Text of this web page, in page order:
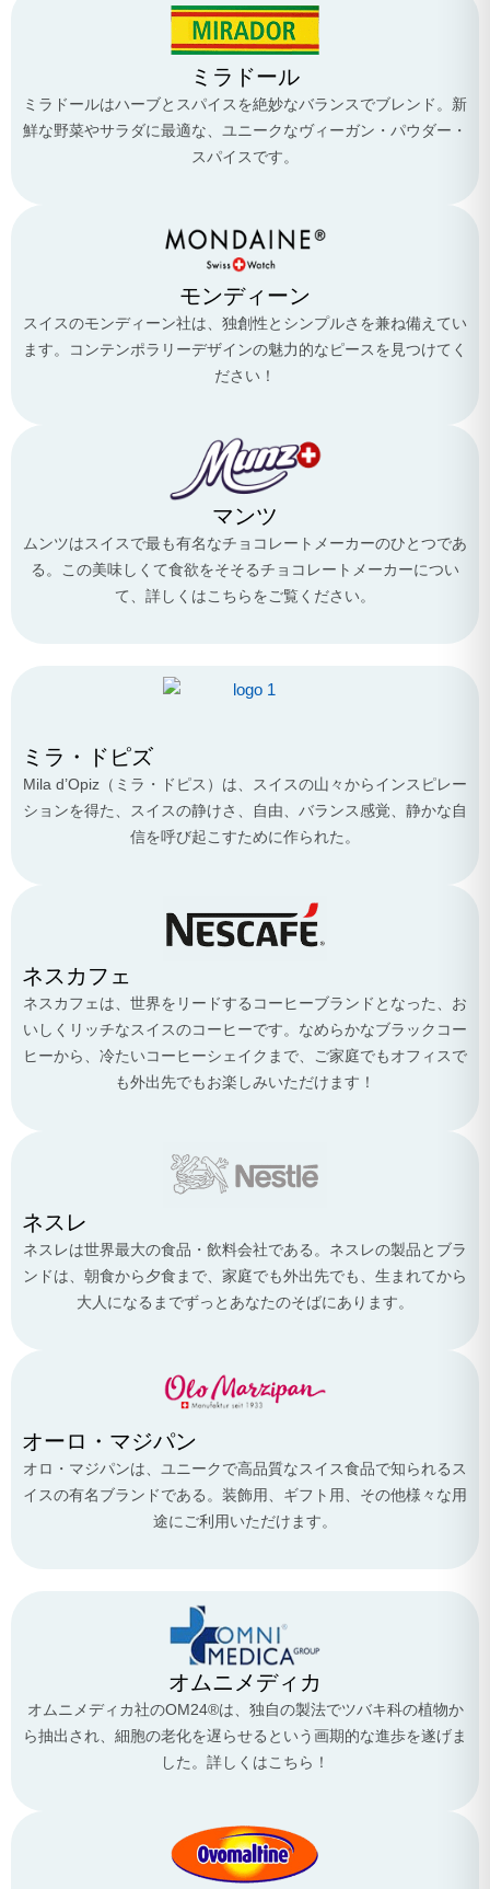
ミラドール
ミラドールはハーブとスパイスを絶妙なバランスでブレンド。新
鮮な野菜やサラダに最適な、ユニークなヴィーガン・パウダー・
スパイスです。
モンディーン
スイスのモンディーン社は、独創性とシンプルさを兼ね備えてい
ます。コンテンポラリーデザインの魅力的なピースを見つけてく
ださい！
マンツ
ムンツはスイスで最も有名なチョコレートメーカーのひとつであ
る。この美味しくて食欲をそそるチョコレートメーカーについ
て、詳しくはこちらをご覧ください。
ミラ・ドピズ
Mila d’Opiz（ミラ・ドピス）は、スイスの山々からインスピレー
ションを得た、スイスの静けさ、自由、バランス感覚、静かな自
信を呼び起こすために作られた。
ネスカフェ
ネスカフェは、世界をリードするコーヒーブランドとなった、お
いしくリッチなスイスのコーヒーです。なめらかなブラックコー
ヒーから、冷たいコーヒーシェイクまで、ご家庭でもオフィスで
も外出先でもお楽しみいただけます！
ネスレ
ネスレは世界最大の食品・飲料会社である。ネスレの製品とブラ
ンドは、朝食から夕食まで、家庭でも外出先でも、生まれてから
大人になるまでずっとあなたのそばにあります。
オーロ・マジパン
オロ・マジパンは、ユニークで高品質なスイス食品で知られるス
イスの有名ブランドである。装飾用、ギフト用、その他様々な用
途にご利用いただけます。
オムニメディカ
オムニメディカ社のOM24®は、独自の製法でツバキ科の植物か
ら抽出され、細胞の老化を遅らせるという画期的な進歩を遂げま
した。詳しくはこちら！